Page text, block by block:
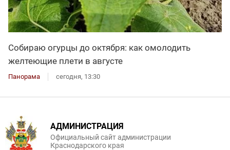
Собираю огурцы до октября: как омолодить
желтеющие плети в августе
Панорама сегодня, 13:30
АДМИНИСТРАЦИЯ
Официальный сайт администрации
Краснодарского края